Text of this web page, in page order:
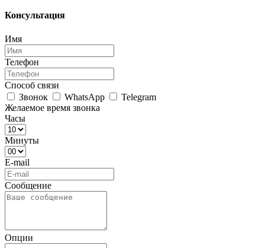
Консультация
Имя
Телефон
Способ связи
Звонок
WhatsApp
Telegram
Желаемое время звонка
Часы
Минуты
E-mail
Сообщение
Опции